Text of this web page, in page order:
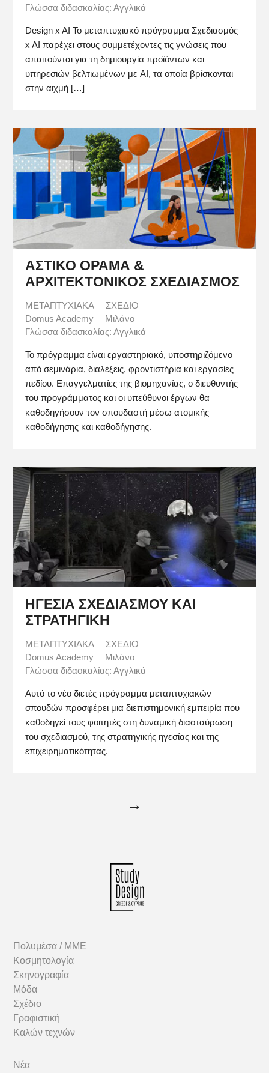
Γλώσσα διδασκαλίας: Αγγλικά
Design x AI Το μεταπτυχιακό πρόγραμμα Σχεδιασμός
x AI παρέχει στους συμμετέχοντες τις γνώσεις που
απαιτούνται για τη δημιουργία προϊόντων και
υπηρεσιών βελτιωμένων με AI, τα οποία βρίσκονται
στην αιχμή […]
ΑΣΤΙΚΟ ΟΡΑΜΑ &
ΑΡΧΙΤΕΚΤΟΝΙΚΟΣ ΣΧΕΔΙΑΣΜΟΣ
ΜΕΤΑΠΤΥΧΙΑΚΑ
ΣΧΕΔΙΟ
Domus Academy
Μιλάνο
Γλώσσα διδασκαλίας: Αγγλικά
Το πρόγραμμα είναι εργαστηριακό, υποστηριζόμενο
από σεμινάρια, διαλέξεις, φροντιστήρια και εργασίες
πεδίου. Επαγγελματίες της βιομηχανίας, ο διευθυντής
του προγράμματος και οι υπεύθυνοι έργων θα
καθοδηγήσουν τον σπουδαστή μέσω ατομικής
καθοδήγησης και καθοδήγησης.
ΗΓΕΣΙΑ ΣΧΕΔΙΑΣΜΟΥ ΚΑΙ
ΣΤΡΑΤΗΓΙΚΗ
ΜΕΤΑΠΤΥΧΙΑΚΑ
ΣΧΕΔΙΟ
Domus Academy
Μιλάνο
Γλώσσα διδασκαλίας: Αγγλικά
Αυτό το νέο διετές πρόγραμμα μεταπτυχιακών
σπουδών προσφέρει μια διεπιστημονική εμπειρία που
καθοδηγεί τους φοιτητές στη δυναμική διασταύρωση
του σχεδιασμού, της στρατηγικής ηγεσίας και της
επιχειρηματικότητας.
→
Πολυμέσα / MME
Κοσμητολογία
Σκηνογραφία
Μόδα
Σχέδιο
Γραφιστική
Καλών τεχνών
Νέα